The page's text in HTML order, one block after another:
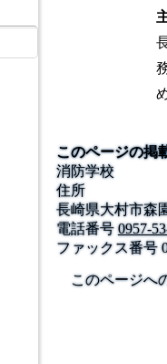
このページの掲
消防学校
住所
長崎県大村市森
電話番号 0957-
ファックス番号
このページへ